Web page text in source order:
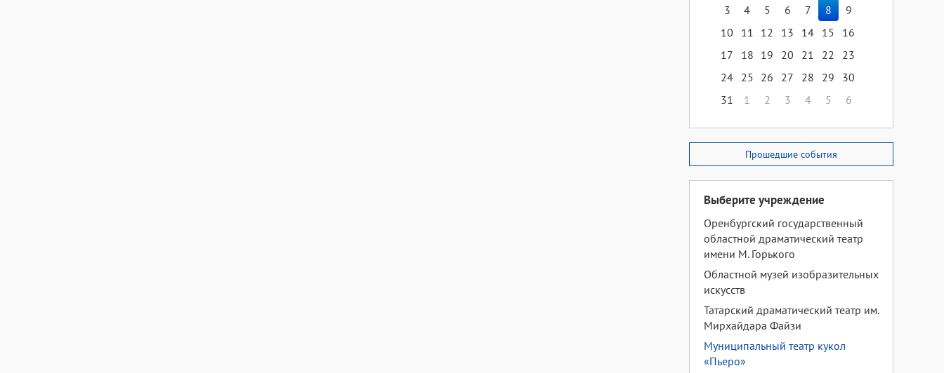
3
4 5 6 7 8
9
10
11 12 13 14 15
16
17
18 19 20 21 22
23
24 25 26 27 28 29
30
31
1 2 3 4 5 6
Прошедшие события
Выберите учреждение
Оренбургский государственный
областной драматический театр
имени М. Горького
Областной музей изобразительных
искусств
Татарский драматический театр им.
Мирхайдара Файзи
Муниципальный театр кукол
«Пьеро»